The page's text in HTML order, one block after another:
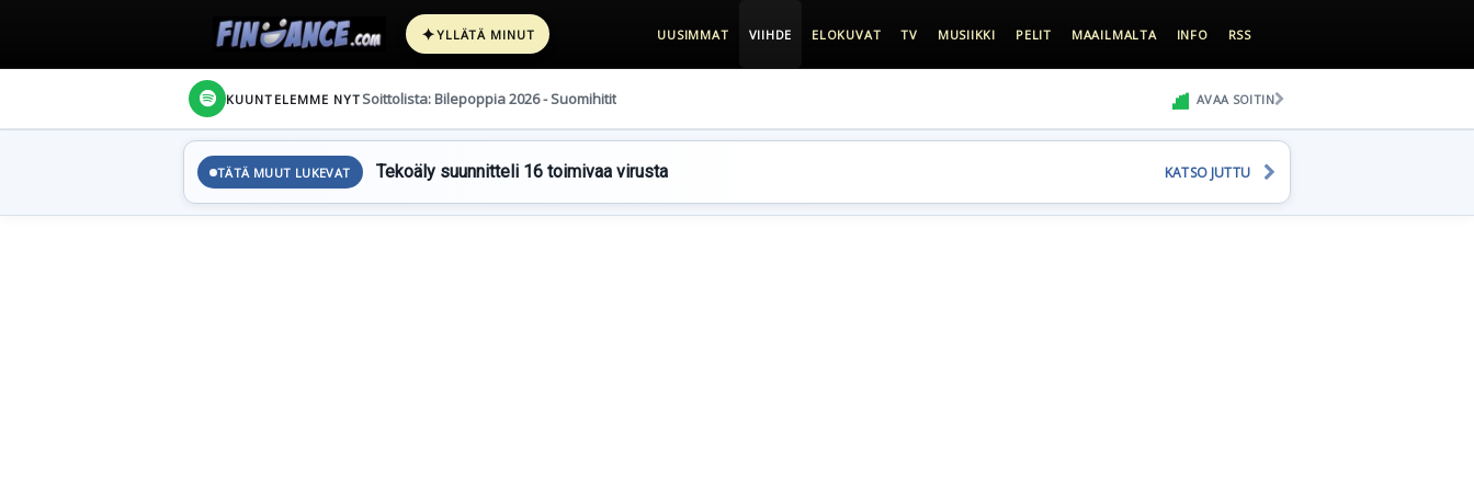
✦YLLÄTÄ MINUT UUSIMMAT VIIHDE ELOKUVAT TV MUSIIKKI PELIT MAAILMALTA INFO RSS
KUUNTELEMME NYT Soittolista: Bilepoppia 2026 - Suomihitit AVAA SOITIN
TÄTÄ MUUT LUKEVAT Tekoäly suunnitteli 16 toimivaa virusta KATSO JUTTU